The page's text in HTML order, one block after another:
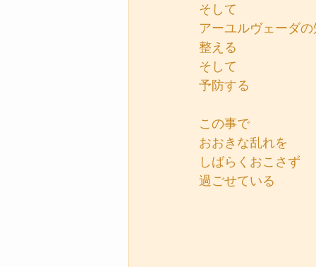
そして
アーユルヴェーダ
整える
そして
予防する
この事で
おおきな乱れを
しばらくおこさず
過ごせている